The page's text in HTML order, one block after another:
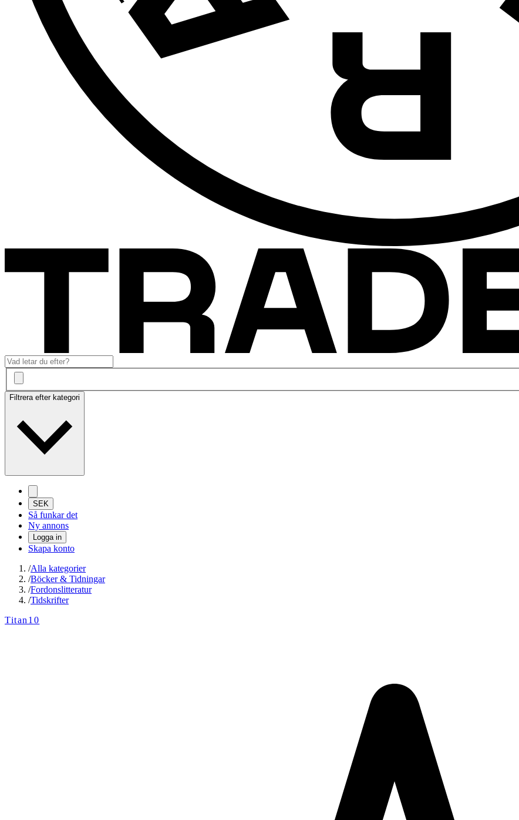
Filtrera efter kategori
SEK
Så funkar det
Ny annons
Logga in
Skapa konto
/Alla kategorier
/Böcker & Tidningar
/Fordonslitteratur
/Tidskrifter
Titan10